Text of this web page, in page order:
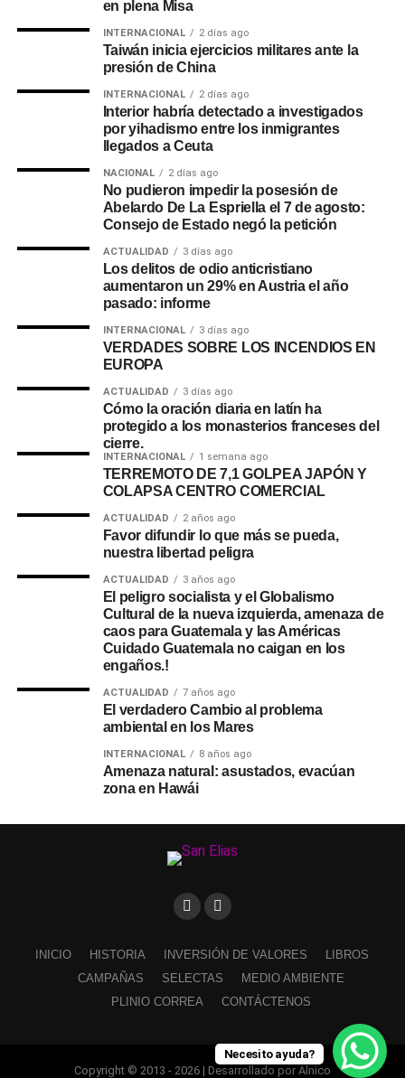
en plena Misa
INTERNACIONAL 2 días ago
Taiwán inicia ejercicios militares ante la
presión de China
INTERNACIONAL 2 días ago
Interior habría detectado a investigados
por yihadismo entre los inmigrantes
llegados a Ceuta
NACIONAL 2 días ago
No pudieron impedir la posesión de
Abelardo De La Espriella el 7 de agosto:
Consejo de Estado negó la petición
ACTUALIDAD 3 días ago
Los delitos de odio anticristiano
aumentaron un 29% en Austria el año
pasado: informe
INTERNACIONAL 3 días ago
VERDADES SOBRE LOS INCENDIOS EN
EUROPA
ACTUALIDAD 3 días ago
Cómo la oración diaria en latín ha
protegido a los monasterios franceses del
cierre.
INTERNACIONAL 1 semana ago
TERREMOTO DE 7,1 GOLPEA JAPÓN Y
COLAPSA CENTRO COMERCIAL
ACTUALIDAD 2 años ago
Favor difundir lo que más se pueda,
nuestra libertad peligra
ACTUALIDAD 3 años ago
El peligro socialista y el Globalismo
Cultural de la nueva izquierda, amenaza de
caos para Guatemala y las Américas
Cuidado Guatemala no caigan en los
engaños.!
ACTUALIDAD 7 años ago
El verdadero Cambio al problema
ambiental en los Mares
INTERNACIONAL 8 años ago
Amenaza natural: asustados, evacúan
zona en Hawái
INICIO HISTORIA INVERSIÓN DE VALORES
LIBROS
CAMPAÑAS
SELECTAS
MEDIO AMBIENTE
PLINIO CORREA
CONTÁCTENOS
Copyright © 2013 - 2026 | Desarrollado por Alnico
Necesito ayuda?